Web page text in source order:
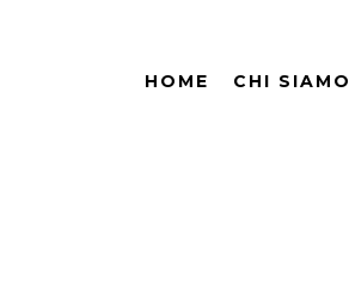
HOME CHI SIAMO